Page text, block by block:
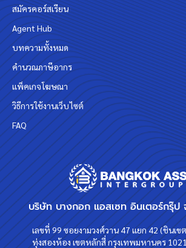
บริษัท บางกอก แอสเซท อินเตอร์กรุ๊ป
เลขที่ 99 ซอยงามวงศ์วาน 47 แยก 42 (ชินเข
ทุ่งสองห้อง เขตหลักสี่ กรุงเทพมหานคร
สมัครคอร์สเรียน
Agent Hub
บทความทั้งหมด
คำนวณภาษีอากร
แพ็คเกจโฆษณา
วิธีการใช้งานเว็บไซต์
FAQ